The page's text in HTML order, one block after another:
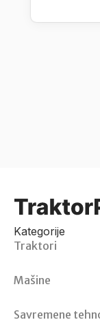
Kategorije
Traktori
Mašine
Savremene